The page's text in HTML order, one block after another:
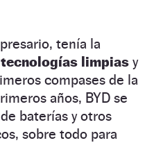
tenía la
tecnologías limpias y
compases de la
años, BYD se
baterías y otros
sobre todo para